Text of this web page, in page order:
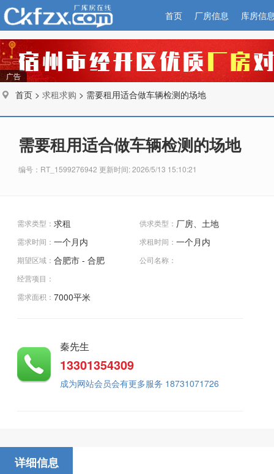
首页 厂房信息 库房信
广告
首页 > 求租求购 > 需要租用适合做车辆检测的场地
需要租用适合做车辆检测的场地
编号：RT_1599276942 更新时间: 2026/5/13 15:10:21
需求类型： 求租 供求类型： 厂房、土地
需求时间： 一个月内 求租时间： 一个月内
期望区域： 合肥市 - 合肥
公司名称：
经营项目：
需求面积： 7000平米
秦先生
13301354309
成为网站会员会有更多服务 18731071726
详细信息